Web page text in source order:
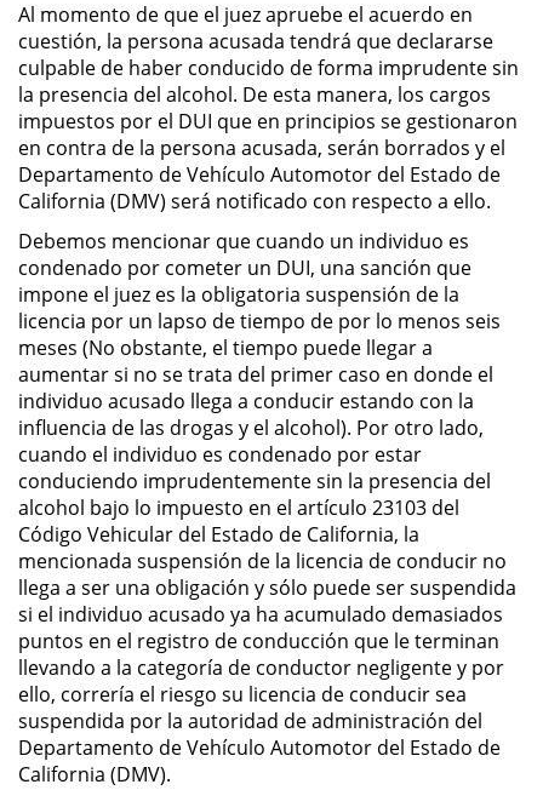
Assault with a Deadly Weapon
Battery On A Peace Officer
Battery with Serious Bodily Injury
Simple Assault
Simple Battery
Domestic Violence
Child Abuse
Child Abduction
Child Endangerment
Child Neglect
Corporal Injury on a Spouse
Criminal Threats
Domestic Battery
Al momento de que el juez apruebe el acuerdo en
cuestión, la persona acusada tendrá que declararse
culpable de haber conducido de forma imprudente sin
la presencia del alcohol. De esta manera, los cargos
impuestos por el DUI que en principios se gestionaron
en contra de la persona acusada, serán borrados y el
Departamento de Vehículo Automotor del Estado de
California (DMV) será notificado con respecto a ello.
Debemos mencionar que cuando un individuo es
condenado por cometer un DUI, una sanción que
impone el juez es la obligatoria suspensión de la
licencia por un lapso de tiempo de por lo menos seis
meses (No obstante, el tiempo puede llegar a
aumentar si no se trata del primer caso en donde el
individuo acusado llega a conducir estando con la
influencia de las drogas y el alcohol). Por otro lado,
cuando el individuo es condenado por estar
conduciendo imprudentemente sin la presencia del
alcohol bajo lo impuesto en el artículo 23103 del
Código Vehicular del Estado de California, la
mencionada suspensión de la licencia de conducir no
llega a ser una obligación y sólo puede ser suspendida
si el individuo acusado ya ha acumulado demasiados
puntos en el registro de conducción que le terminan
llevando a la categoría de conductor negligente y por
ello, correría el riesgo su licencia de conducir sea
suspendida por la autoridad de administración del
Departamento de Vehículo Automotor del Estado de
California (DMV).